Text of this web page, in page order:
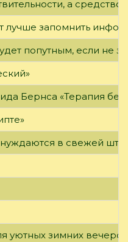
а средство
лучше запомнить
попутным, если не
Бернса «Терапия
в свежей
уютных зимних вечеров